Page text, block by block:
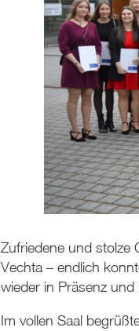
Zufriedene und stolze
Vechta – endlich
wieder in Präsenz
Im vollen Saal